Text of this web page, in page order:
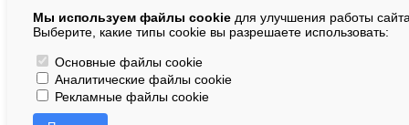
Мы используем файлы cookie для улучшения работы
Выберите, какие типы cookie вы разрешаете использовать:
Основные файлы cookie
Аналитические файлы cookie
Рекламные файлы cookie
В корзине:шт.
На сумму:руб.